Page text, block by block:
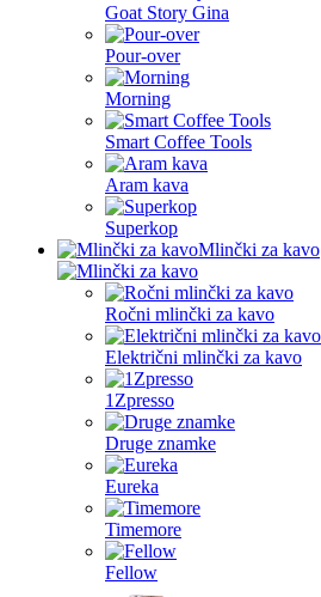
Goat Story Gina
Pour-over
Morning
Smart Coffee Tools
Aram kava
Superkop
Mlinčki za kavo
Ročni mlinčki za kavo
Električni mlinčki za kavo
1Zpresso
Druge znamke
Eureka
Timemore
Fellow